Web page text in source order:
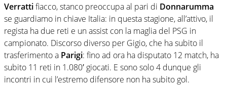
Verrattifiacco, stanco preoccupa al pari di Donnarumma
se guardiamo in chiave Italia: in questa stagione, all’attivo, il
regista ha due reti e un assist con la maglia del PSG in
campionato. Discorso diverso per Gigio, che ha subito il
trasferimento a Parigi: fino ad ora ha disputato 12 match, ha
subito 11 reti in 1.080′ giocati. E sono solo 4 dunque gli
incontri in cui l’estremo difensore non ha subito gol.